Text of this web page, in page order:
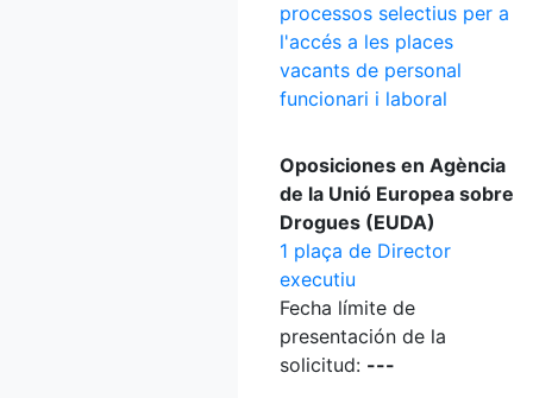
processos selectius per a
l'accés a les places
vacants de personal
funcionari i laboral
Oposiciones en Agència
de la Unió Europea sobre
Drogues (EUDA)
1 plaça de Director
executiu
Fecha límite de
presentación de la
solicitud: ---